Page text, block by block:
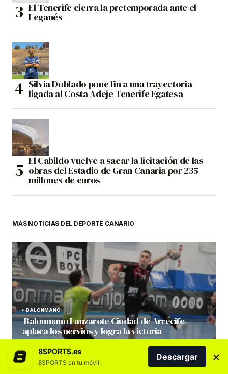
El Tenerife cierra la pretemporada ante el
Leganés
Silvia Doblado pone fin a una trayectoria
ligada al Costa Adeje Tenerife Egatesa
El Cabildo vuelve a sacar la licitación de las
obras del Estadio de Gran Canaria por 235
millones de euros
MÁS NOTICIAS DEL DEPORTE CANARIO
BALONMANO
Balonmano Lanzarote Ciudad de Arrecife
aplaca los nervios y logra la victoria
por Redacción
8SPORTS.es
8SPORTS en tu móvil.
Descargar ×